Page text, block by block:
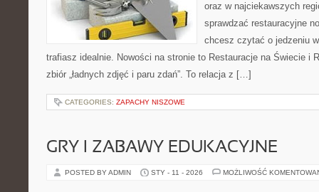
oraz w najciekawszych
sprawdzać restauracyjne
chcesz czytać o jedzeniu
trafiasz idealnie. Nowości na stronie to Restauracje na Świecie i
zbiór „ładnych zdjęć i paru zdań”. To relacja z […]
CATEGORIES: ZAPACHY NISZOWE
GRY I ZABAWY EDUKACYJNE
POSTED BY ADMIN STY - 11 - 2026 MOŻLIWOŚĆ